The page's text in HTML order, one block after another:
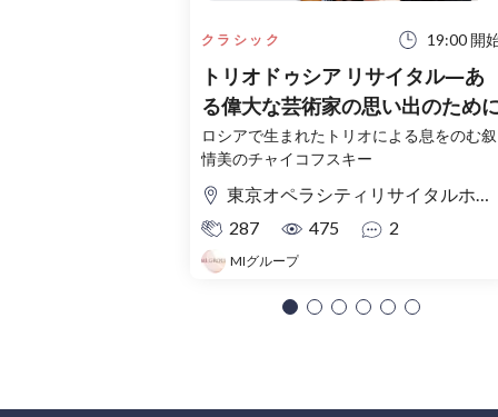
クラシック 19:00 開
トリオドゥシア リサイタル―あ
る偉大な芸術家の思い出のため
ロシアで生まれたトリオによる息をのむ叙
情美のチャイコフスキー
東京オペラシティリサイタルホール
287
475 2
MIグループ